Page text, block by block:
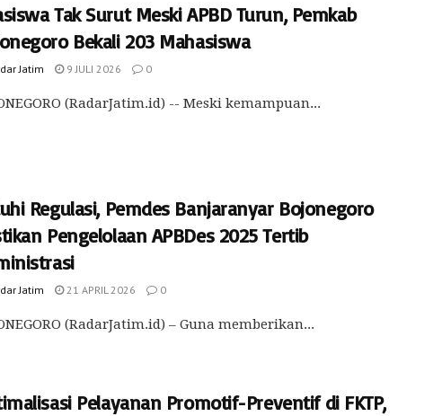
Tak Surut Meski APBD Turun, Pemkab
Bekali 203 Mahasiswa
Jatim 9 JULI 2026 0
(RadarJatim.id) -- Meski kemampuan...
Regulasi, Pemdes Banjaranyar Bojonegoro
Pengelolaan APBDes 2025 Tertib
Jatim 21 APRIL 2026 0
(RadarJatim.id) – Guna memberikan...
Pelayanan Promotif-Preventif di FKTP,